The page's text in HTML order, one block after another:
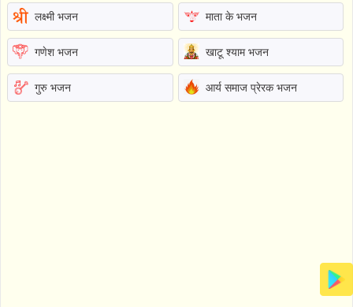
लक्ष्मी भजन माता के भजन
गणेश भजन खाटू श्याम भजन
गुरु भजन आर्य समाज प्रेरक भजन